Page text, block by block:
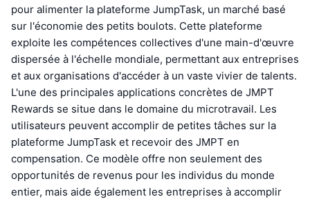
pour alimenter la plateforme JumpTask, un marché basé
sur l'économie des petits boulots. Cette plateforme
exploite les compétences collectives d'une main-d'œuvre
dispersée à l'échelle mondiale, permettant aux entreprises
et aux organisations d'accéder à un vaste vivier de talents.
L'une des principales applications concrètes de JMPT
Rewards se situe dans le domaine du microtravail. Les
utilisateurs peuvent accomplir de petites tâches sur la
plateforme JumpTask et recevoir des JMPT en
compensation. Ce modèle offre non seulement des
opportunités de revenus pour les individus du monde
entier, mais aide également les entreprises à accomplir